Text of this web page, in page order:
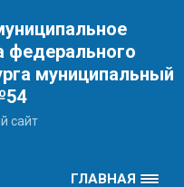
федерального
муниципальный
сайт
ГЛАВНАЯ